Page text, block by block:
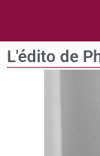
L'édito de